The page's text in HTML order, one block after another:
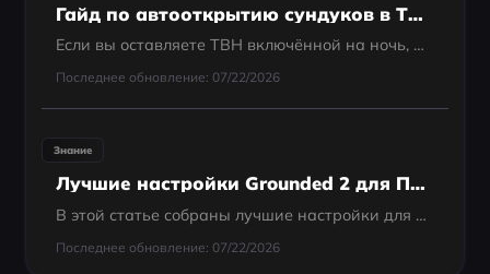
Гайд по автооткрытию сундуков в TBH Task Bar Hero: как открывать сундуки быстрее
Если вы оставляете TBH включённой на ночь, автоматическое открытие сундуков поможет сократить количество ручных кликов и не даст наградам за сундуки скапливаться из-за кулдаунов или ограничений инвентаря.
Последнее обновление: 07/22/2026
Знание
Лучшие настройки Grounded 2 для ПК и контроллера
В этой статье собраны лучшие настройки для Grounded 2, которые помогут уменьшить лаги и повысить производительность на любых конфигурациях. От графики до управления — здесь всё, что нужно для комфортной игры.
Последнее обновление: 07/22/2026